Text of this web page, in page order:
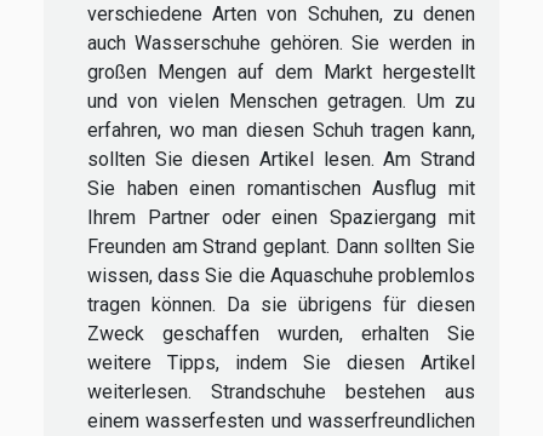
verschiedene Arten von Schuhen, zu denen
auch Wasserschuhe gehören. Sie werden in
großen Mengen auf dem Markt hergestellt
und von vielen Menschen getragen. Um zu
erfahren, wo man diesen Schuh tragen kann,
sollten Sie diesen Artikel lesen. Am Strand
Sie haben einen romantischen Ausflug mit
Ihrem Partner oder einen Spaziergang mit
Freunden am Strand geplant. Dann sollten Sie
wissen, dass Sie die Aquaschuhe problemlos
tragen können. Da sie übrigens für diesen
Zweck geschaffen wurden, erhalten Sie
weitere Tipps, indem Sie diesen Artikel
weiterlesen. Strandschuhe bestehen aus
einem wasserfesten und wasserfreundlichen